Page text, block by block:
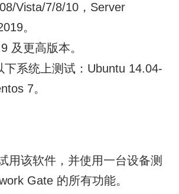
Vista/7/8/10，Server
。
及更高版本。
下系统上测试：Ubuntu 14.04-
7。
用该软件，并使用一台设备测
Gate 的所有功能。